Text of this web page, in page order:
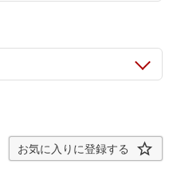
お気に入りに登録する